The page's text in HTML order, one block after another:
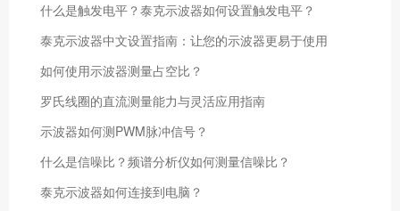
什么是触发电平？泰克示波器如何设置触发电平？
泰克示波器中文设置指南：让您的示波器更易于使用
如何使用示波器测量占空比？
罗氏线圈的直流测量能力与灵活应用指南
示波器如何测PWM脉冲信号？
什么是信噪比？频谱分析仪如何测量信噪比？
泰克示波器如何连接到电脑？